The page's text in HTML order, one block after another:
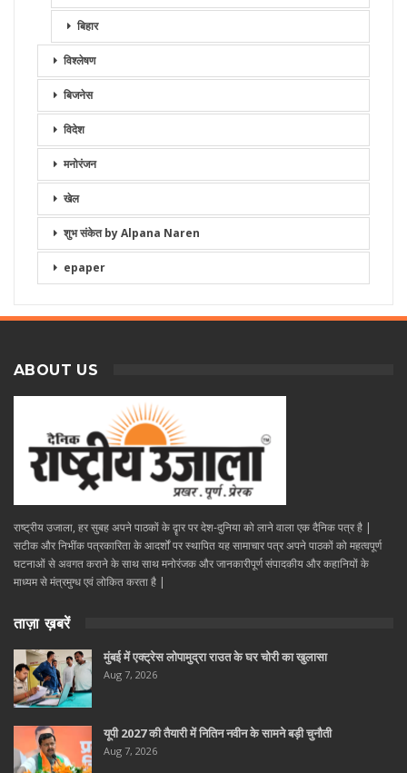
बिहार
विश्लेषण
बिजनेस
विदेश
मनोरंजन
खेल
शुभ संकेत by Alpana Naren
epaper
ABOUT US
राष्ट्रीय उजाला, हर सुबह अपने पाठकों के दॄार पर देश-दुनिया को लाने वाला एक दैनिक पत्र है |
सटीक और निभींक पत्रकारिता के आदर्शों पर स्थापित यह सामाचार पत्र अपने पाठकों को महत्वपूर्ण
घटनाओं से अवगत कराने के साथ साथ मनोरंजक और जानकारीपूर्ण संपादकीय और कहानियों के
माध्यम से मंत्रमुग्ध एवं लोकित करता है |
ताज़ा ख़बरें
मुंबई में एक्ट्रेस लोपामुद्रा राउत के घर चोरी का खुलासा
Aug 7, 2026
यूपी 2027 की तैयारी में नितिन नवीन के सामने बड़ी चुनौती
Aug 7, 2026